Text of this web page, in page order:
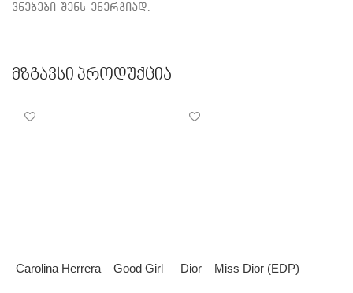
ვნებები შენს ენერგიად.
Მზგავსი Პროდუქცია
Carolina Herrera – Good Girl Dior – Miss Dior (EDP)